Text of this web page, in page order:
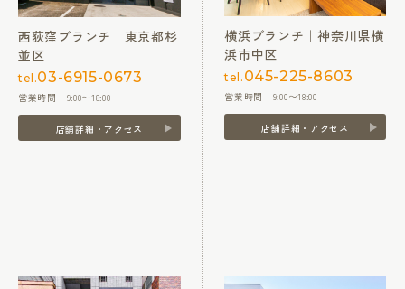
西荻窪ブランチ｜東京都杉
並区
tel.03-6915-0673
営業時間 9:00〜18:00
店舗詳細・アクセス
横浜ブランチ｜神奈川県横
浜市中区
tel. 045-225-8603
営業時間 9:00〜18:00
店舗詳細・アクセス